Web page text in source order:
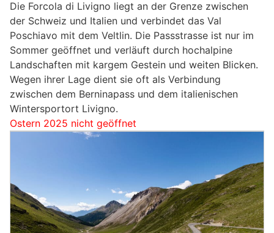
Die Forcola di Livigno liegt an der Grenze zwischen
der Schweiz und Italien und verbindet das Val
Poschiavo mit dem Veltlin. Die Passstrasse ist nur im
Sommer geöffnet und verläuft durch hochalpine
Landschaften mit kargem Gestein und weiten Blicken.
Wegen ihrer Lage dient sie oft als Verbindung
zwischen dem Berninapass und dem italienischen
Wintersportort Livigno.
Ostern 2025 nicht geöffnet